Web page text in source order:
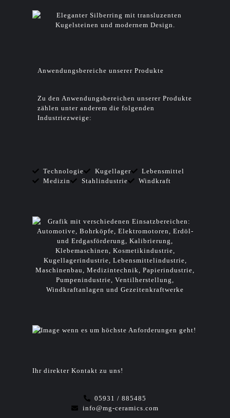
Anwendungsbereiche unserer Produkte
Zu den Anwendungsbereichen unserer Produkte
zählen unter anderem die folgenden
Industriezweige:
Technologie Kugellager
Lebensmittel
Medizin
Stahlindustrie Windkraft
wenn es um höchste Anforderungen geht!
Ihr direkter Kontakt zu uns!
05931 / 885485
info@mg-ceramics.com